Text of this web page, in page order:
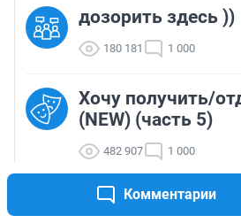
Комментарии
дозорить здесь ))
180 181 1 000
Хочу получить/
(NEW) (часть 5)
482 907 1 000
КиноБЗал (NF)